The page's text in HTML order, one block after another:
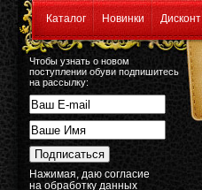
Каталог Новинки Дисконт
Чтобы узнать о новом
поступлении обуви подпишитесь
на рассылку:
Нажимая, даю согласие
на обработку данных